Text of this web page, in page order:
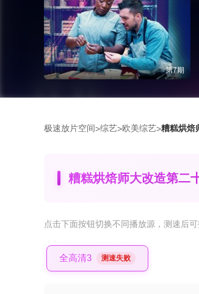
第7期
极速放片空间>综艺>欧美综艺>糟糕烘焙
糟糕烘焙师大改造第二
点击下面按钮切换不同播放源 ，测速后
全高清3 测速失败